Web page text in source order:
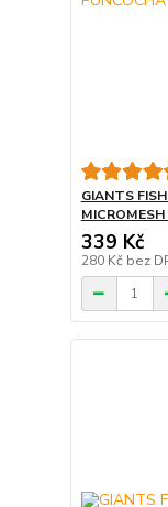
GIANTS
339 Kč
280 Kč bez